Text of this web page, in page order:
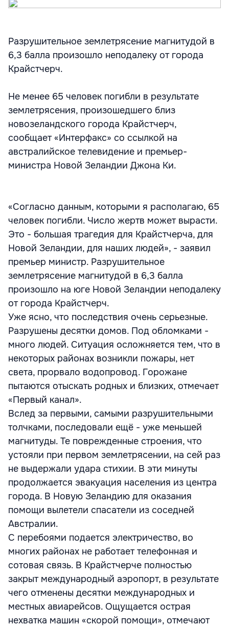
Разрушительное землетрясение магнитудой в
6,3 балла произошло неподалеку от города
Крайстчерч.
Не менее 65 человек погибли в результате
землетрясения, произошедшего близ
новозеландского города Крайстчерч,
сообщает «Интерфакс» со ссылкой на
австралийское телевидение и премьер-
министра Новой Зеландии Джона Ки.
«Согласно данным, которыми я располагаю, 65
человек погибли. Число жертв может вырасти.
Это - большая трагедия для Крайстчерча, для
Новой Зеландии, для наших людей», - заявил
премьер министр. Разрушительное
землетрясение магнитудой в 6,3 балла
произошло на юге Новой Зеландии неподалеку
от города Крайстчерч.
Уже ясно, что последствия очень серьезные.
Разрушены десятки домов. Под обломками -
много людей. Ситуация осложняется тем, что в
некоторых районах возникли пожары, нет
света, прорвало водопровод. Горожане
пытаются отыскать родных и близких, отмечает
«Первый канал».
Вслед за первыми, самыми разрушительными
толчками, последовали ещё - уже меньшей
магнитуды. Те поврежденные строения, что
устояли при первом землетрясении, на сей раз
не выдержали удара стихии. В эти минуты
продолжается эвакуация населения из центра
города. В Новую Зеландию для оказания
помощи вылетели спасатели из соседней
Австралии.
С перебоями подается электричество, во
многих районах не работает телефонная и
сотовая связь. В Крайстчерче полностью
закрыт международный аэропорт, в результате
чего отменены десятки международных и
местных авиарейсов. Ощущается острая
нехватка машин «скорой помощи», отмечают